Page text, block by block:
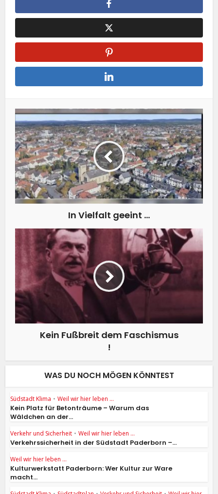
In Vielfalt geeint …
Kein Fußbreit dem Faschismus
!
WAS DU NOCH MÖGEN KÖNNTEST
Südstadt Klima • Weil wir hier leben ...
Kein Platz für Betonträume – Warum das
Wäldchen an der...
Verkehr und Sicherheit • Weil wir hier leben ...
Verkehrssicherheit in der Südstadt Paderborn –...
Weil wir hier leben ...
Kulturwerkstatt Paderborn: Wer Kultur zur Ware
macht...